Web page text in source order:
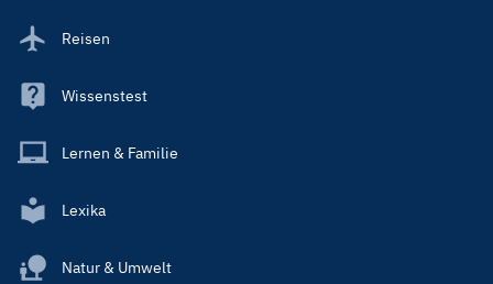
Reisen
Wissenstest
Lernen & Familie
Lexika
Natur & Umwelt